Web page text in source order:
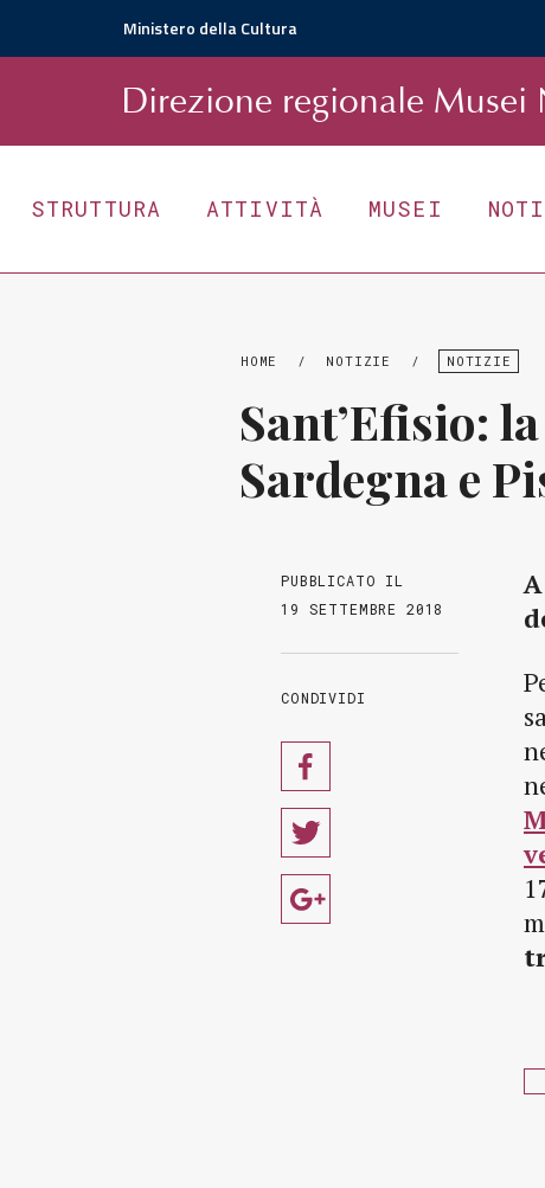
Ministero della Cultura
Direzione regionale Musei
STRUTTURA ATTIVITÀ MUSEI
HOME / NOTIZIE / NOTIZIE
Sant’Efisio:
Sardegna e
PUBBLICATO IL
19 SETTEMBRE 2018
CONDIVIDI